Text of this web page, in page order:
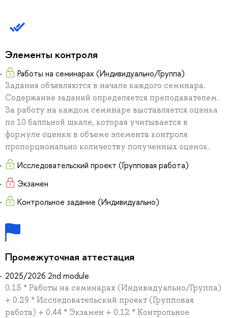
Элементы контроля
Работы на семинарах (Индивидуально/Группа)
Задания объявляются в начале каждого семинара.
Содержание заданий определяется преподавателем.
За работу на каждом семинаре выставляется оценка
по 10 балльной шкале, которая учитывается в
формуле оценки в объеме элемента контроля
пропорционально количеству полученных оценок.
Исследовательский проект (Групповая работа)
Экзамен
Контрольное задание (Индивидуально)
Промежуточная аттестация
2025/2026 2nd module
0.15 * Работы на семинарах (Индивидуально/Группа)
+ 0.29 * Исследовательский проект (Групповая
работа) + 0.44 * Экзамен + 0.12 * Контрольное